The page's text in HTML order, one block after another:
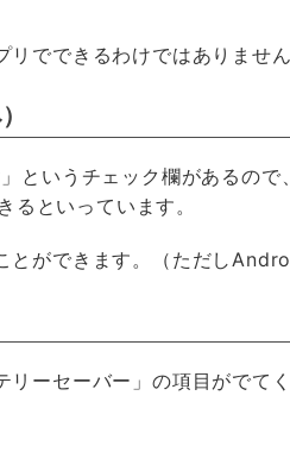
でできるわけではありません
というチェック欄があるので
といっています。
ができます。（ただし
ーセーバー」の項目がでて